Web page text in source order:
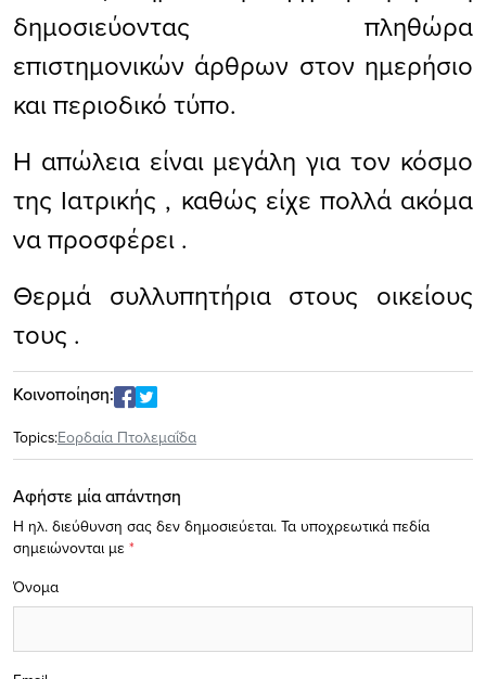
δημοσιεύοντας πληθώρα
επιστημονικών άρθρων στον ημερήσιο
και περιοδικό τύπο.
Η απώλεια είναι μεγάλη για τον κόσμο
της Ιατρικής , καθώς είχε πολλά ακόμα
να προσφέρει .
Θερμά συλλυπητήρια στους οικείους
τους .
Κοινοποίηση:
Topics:Εορδαία Πτολεμαΐδα
Αφήστε μία απάντηση
Η ηλ. διεύθυνση σας δεν δημοσιεύεται. Τα υποχρεωτικά πεδία
σημειώνονται με *
Όνομα